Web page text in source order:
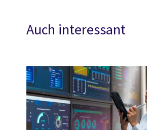
Auch interessant